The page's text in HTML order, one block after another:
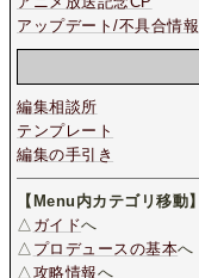
アップデート/不具合情報
編集相談所
テンプレート
編集の手引き
【Menu内カテゴリ移動】
△ ガイドへ
△ プロデュースの基本へ
△攻略情報へ